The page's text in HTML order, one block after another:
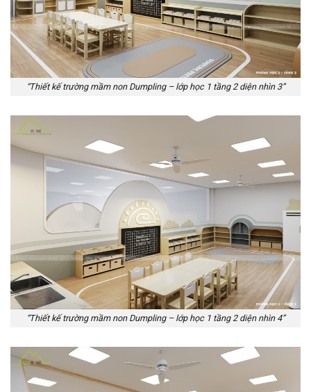
“Thiết kế trường mầm non Dumpling – lớp học 1 tầng 2 diện nhìn 3”
“Thiết kế trường mầm non Dumpling – lớp học 1 tầng 2 diện nhìn 4”